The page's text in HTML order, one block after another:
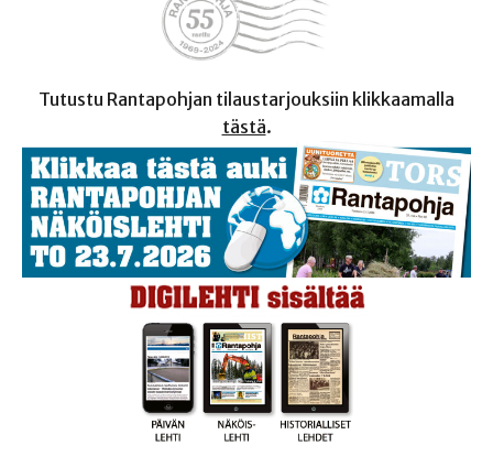
Tutustu Rantapohjan tilaustarjouksiin klikkaamalla
tästä.